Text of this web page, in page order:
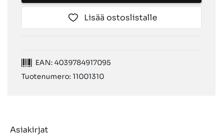
Lisää ostoslistalle
EAN: 4039784917095
Tuotenumero: 11001310
Asiakirjat